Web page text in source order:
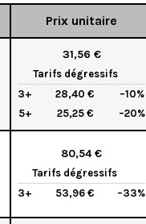
Prix unitaire
31,56 €
Tarifs dégressifs
3+
28,40 €
–10%
5+
25,25 € –20%
80,54 €
Tarifs dégressifs
3+
53,96 € –33%